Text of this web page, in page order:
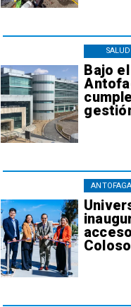
Bajo
SALUD
Coloso